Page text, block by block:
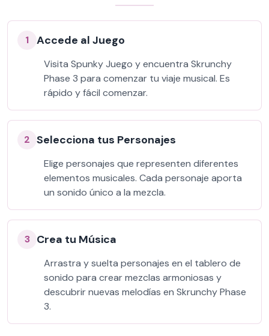
1 Accede al Juego
Visita Spunky Juego y encuentra Skrunchy
Phase 3 para comenzar tu viaje musical. Es
rápido y fácil comenzar.
2 Selecciona tus Personajes
Elige personajes que representen diferentes
elementos musicales. Cada personaje aporta
un sonido único a la mezcla.
3 Crea tu Música
Arrastra y suelta personajes en el tablero de
sonido para crear mezclas armoniosas y
descubrir nuevas melodías en Skrunchy Phase
3.